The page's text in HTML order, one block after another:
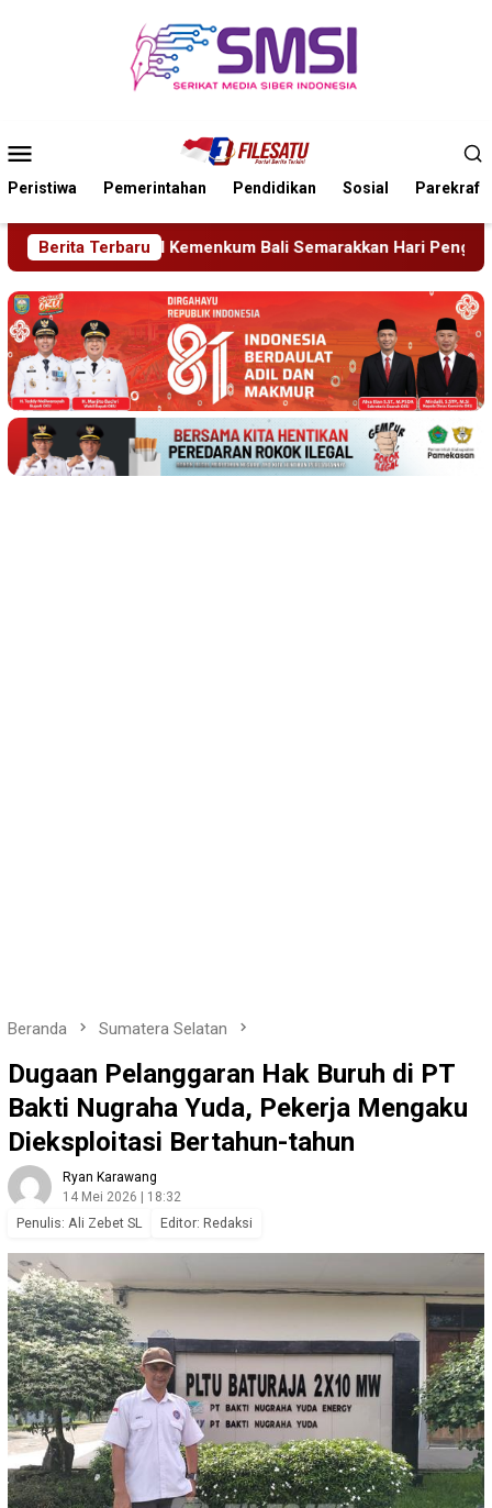
Mobile
Peristiwa Pemerintahan Pendidikan Sosial Parekraf
Berita TerbaruHari Pengayoman ke-81 Tragedi Proyek
Beranda Sumatera Selatan
Dugaan Pelanggaran Hak Buruh di PT
Bakti Nugraha Yuda, Pekerja Mengaku
Dieksploitasi Bertahun-tahun
Ryan Karawang
14 Mei 2026 | 18:32
Penulis: Ali Zebet SL Editor: Redaksi